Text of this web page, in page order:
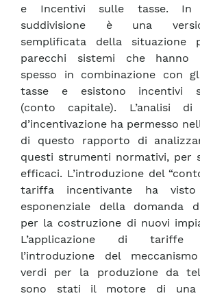
e Incentivi sulle tasse. In
suddivisione è una
semplificata della situazione
parecchi sistemi che hanno
spesso in combinazione con
tasse e esistono incentivi
(conto capitale). L’analisi
d’incentivazione ha permesso
di questo rapporto di
questi strumenti normativi, per
efficaci. L’introduzione del
tariffa incentivante ha
esponenziale della domanda
per la costruzione di nuovi
L’applicazione di tariffe
l’introduzione del
verdi per la produzione da
sono stati il motore di una